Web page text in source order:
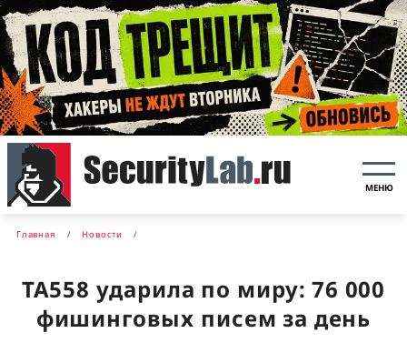
МЕНЮ
Главная Новости
ТА558 ударила по миру: 76 000
фишинговых писем за день